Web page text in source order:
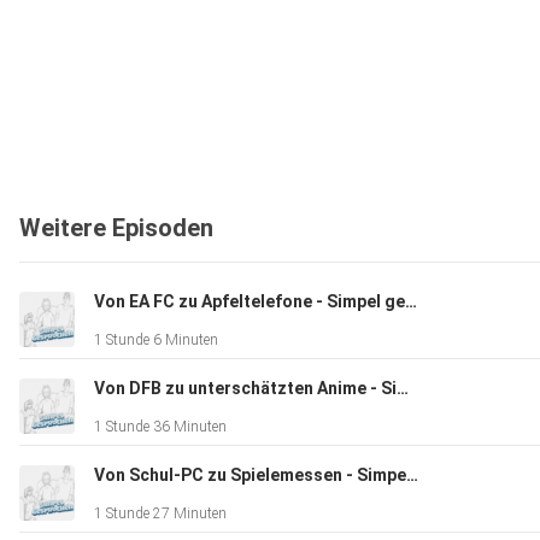
Weitere Episoden
Von EA FC zu Apfeltelefone - Simpel gesprochen #13
1 Stunde 6 Minuten
Von DFB zu unterschätzten Anime - Simpel gesprochen #12
1 Stunde 36 Minuten
Von Schul-PC zu Spielemessen - Simpel gesprochen #11
1 Stunde 27 Minuten